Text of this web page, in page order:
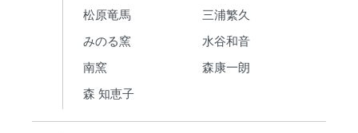
松原竜馬
三浦繁久
みのる窯
水谷和音
南窯
森康一朗
森 知恵子